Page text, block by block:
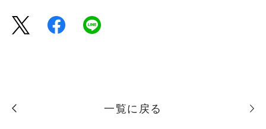
一覧に戻る